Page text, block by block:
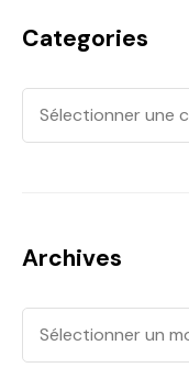
Categories
Archives